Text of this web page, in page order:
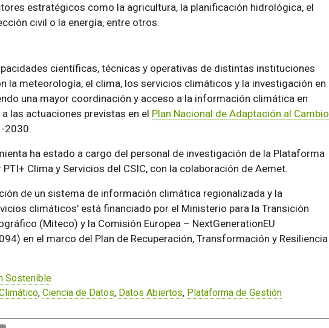
estratégicos como la agricultura, la planificación hidrológica, el
civil o la energía, entre otros.
científicas, técnicas y operativas de distintas instituciones
la meteorología, el clima, los servicios climáticos y la investigación en
una mayor coordinación y acceso a la información climática en
las actuaciones previstas en el Plan Nacional de Adaptación al Cambio
2030.
ha estado a cargo del personal de investigación de la Plataforma
Clima y Servicios del CSIC, con la colaboración de Aemet.
de un sistema de información climática regionalizada y la
climáticos’ está financiado por el Ministerio para la Transición
(Miteco) y la Comisión Europea – NextGenerationEU
en el marco del Plan de Recuperación, Transformación y Resiliencia
Sostenible
, Ciencia de Datos, Datos Abiertos, Plataforma de Gestión